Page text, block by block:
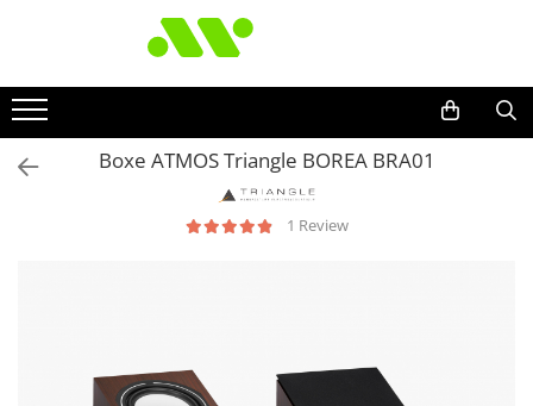
Boxe ATMOS Triangle BOREA BRA01
1 Review